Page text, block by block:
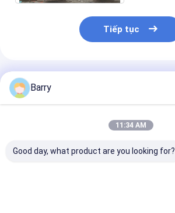
Tiếp tục
Sản Phẩm Khuyến Cáo
Barry
11:34 AM
Good day, what product are you looking for?